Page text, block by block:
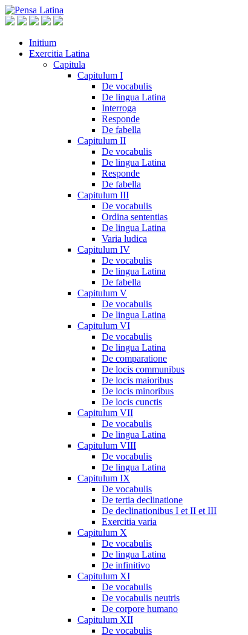
Initium
Exercitia Latina
Capitula
Capitulum I
De vocabulis
De lingua Latina
Interroga
Responde
De fabella
Capitulum II
De vocabulis
De lingua Latina
Responde
De fabella
Capitulum III
De vocabulis
Ordina sententias
De lingua Latina
Varia ludica
Capitulum IV
De vocabulis
De lingua Latina
De fabella
Capitulum V
De vocabulis
De lingua Latina
Capitulum VI
De vocabulis
De lingua Latina
De comparatione
De locis communibus
De locis maioribus
De locis minoribus
De locis cunctis
Capitulum VII
De vocabulis
De lingua Latina
Capitulum VIII
De vocabulis
De lingua Latina
Capitulum IX
De vocabulis
De tertia declinatione
De declinationibus I et II et III
Exercitia varia
Capitulum X
De vocabulis
De lingua Latina
De infinitivo
Capitulum XI
De vocabulis
De vocabulis neutris
De corpore humano
Capitulum XII
De vocabulis